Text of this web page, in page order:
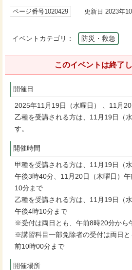
ページ番号1020429 更新日 2023年10
イベントカテゴリ： 防災・救急
このイベントは終了し
開催日
2025年11月19日（水曜日） 、11月20
乙種を受講される方は、11月19日（
す。
開催時間
甲種を受講される方は、11月19日（
午後3時40分、11月20日（木曜日）
10分まで
乙種を受講される方は、11月19日（
午後4時10分まで
※受付は両日とも、午前8時20分から
※講習科目一部免除者の受付は両日
前10時00分まで
開催場所